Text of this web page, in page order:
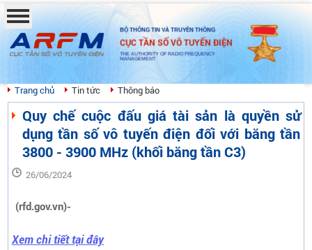
BỘ THÔNG TIN VÀ TRUYỀN THÔNG
CỤC TẦN SỐ VÔ TUYẾN ĐIỆN
THE AUTHORITY OF RADIO FREQUENCY
MANAGEMENT
Trang chủ Tin tức Thông báo
Quy chế cuộc đấu giá tài sản là quyền sử
dụng tần số vô tuyến điện đối với băng tần
3800 - 3900 MHz (khối băng tần C3)
26/06/2024
(rfd.gov.vn)-
Xem chi tiết tại đây